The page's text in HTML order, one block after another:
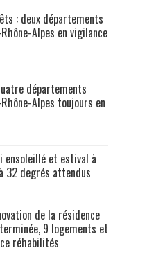
: deux départements
Alpes en vigilance
départements
Alpes toujours en
ensoleillé et estival à
32 degrés attendus
de la résidence
9 logements et
réhabilités